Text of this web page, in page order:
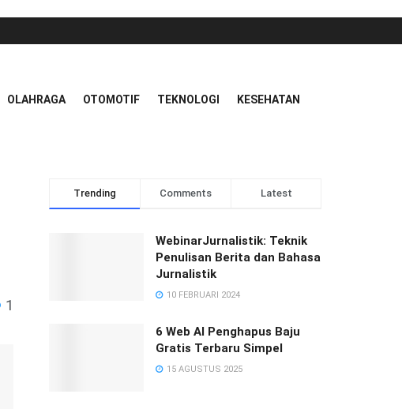
OLAHRAGA OTOMOTIF TEKNOLOGI KESEHATAN
1
Trending Comments Latest
WebinarJurnalistik: Teknik
Penulisan Berita dan Bahasa
Jurnalistik
10 FEBRUARI 2024
6 Web AI Penghapus Baju
Gratis Terbaru Simpel
15 AGUSTUS 2025